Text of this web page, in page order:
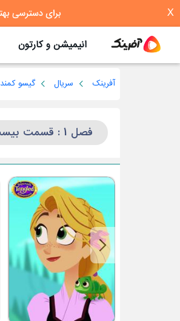
X
انیمیشن و کارتون
آفرینک سریال گیسو کمند
فصل 1 : قسمت بیست و یکم